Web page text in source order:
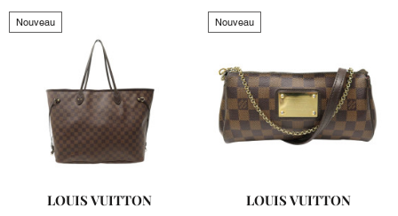
Nouveau
LOUIS VUITTON
Nouveau
LOUIS VUITTON